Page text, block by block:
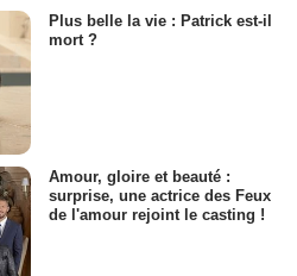
Plus belle la vie : Patrick est-il
mort ?
Amour, gloire et beauté :
surprise, une actrice des Feux
de l'amour rejoint le casting !